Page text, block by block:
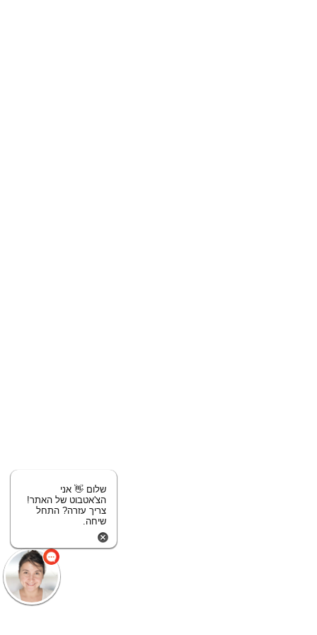
שלום 👋 אני
הצ'אטבוט של האתר!
צריך עזרה? התחל
שיחה.